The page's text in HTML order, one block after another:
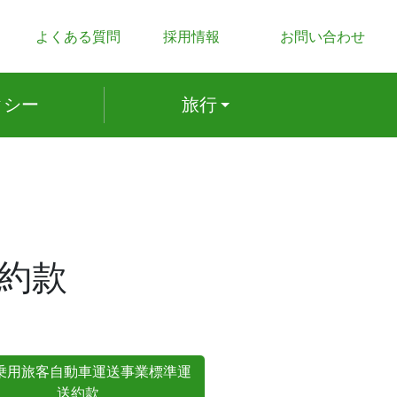
よくある質問 採用情報 お問い合わせ
シー 旅行
款
用旅客自動車運送事業標準運
送約款